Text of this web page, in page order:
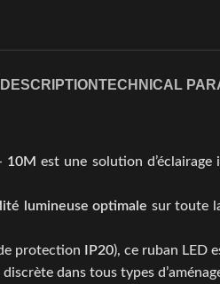
DESCRIPTIONTECHNICAL
10M est une solution
lumineuse optimale sur toute
protection IP20), ce ruban LED
dans tous types